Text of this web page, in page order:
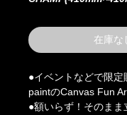
在庫な
●イベントなどで限
paintのCanvas Fun
●額いらず！そのまま